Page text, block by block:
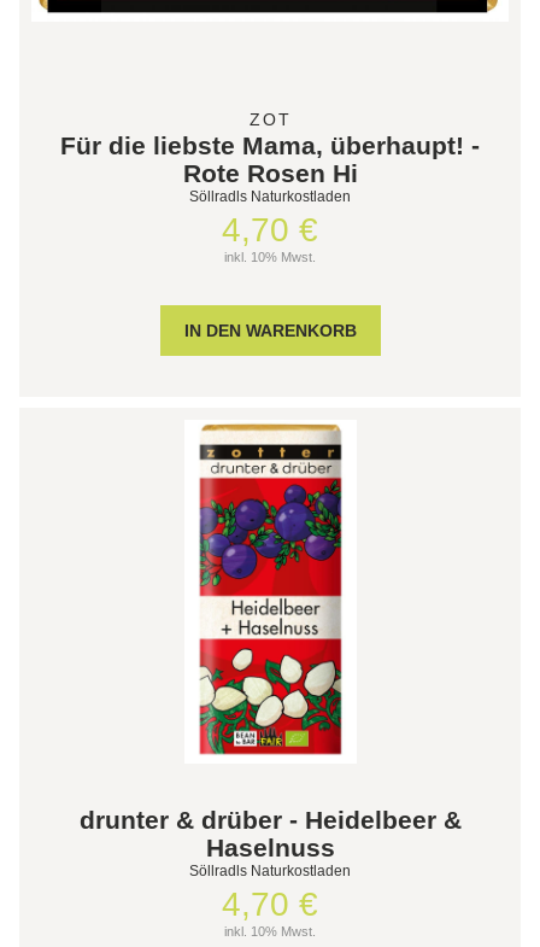
ZOT
Für die liebste Mama, überhaupt! -
Rote Rosen Hi
Söllradls Naturkostladen
4,70 €
inkl. 10% Mwst.
drunter & drüber - Heidelbeer &
Haselnuss
Söllradls Naturkostladen
4,70 €
inkl. 10% Mwst.